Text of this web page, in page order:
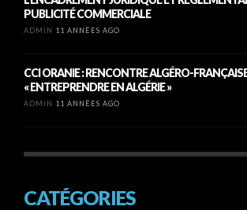
PUBLICITÉ COMMERCIALE
ADMIN 11 ANNÉES AGO
CCI ORANIE : RENCONTRE ALGÉRO-
« ENTREPRENDRE EN ALGÉRIE »
ADMIN 11 ANNÉES AGO
CATÉGORIES